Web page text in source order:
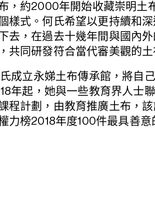
，約2000年開始收藏崇明土
樣式。何氏希望以更持續和
去，在過去十幾年間與國內
共同研發符合當代審美觀的土
成立永娣土布傳承館，將自
年起，她與一些教育界人士
程計劃，由教育推廣土布，
力榜2018年度100件最具善意